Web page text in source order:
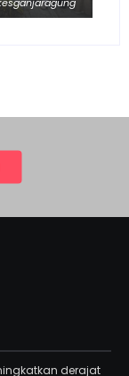
derajat